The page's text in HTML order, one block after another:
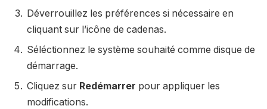
Déverrouillez les préférences si nécessaire en
cliquant sur l’icône de cadenas.
Séléctionnez le système souhaité comme disque de
démarrage.
Cliquez sur Redémarrer pour appliquer les
modifications.